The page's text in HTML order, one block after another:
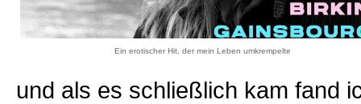
Ein erotischer Hit, der mein Leben umkrempelte
und als es schließlich kam fand